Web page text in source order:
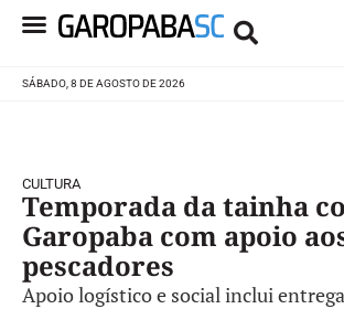
SÁBADO, 8 DE AGOSTO DE 2026
CULTURA
Temporada da tainha
Garopaba com apoio
pescadores
Apoio logístico e social inclui